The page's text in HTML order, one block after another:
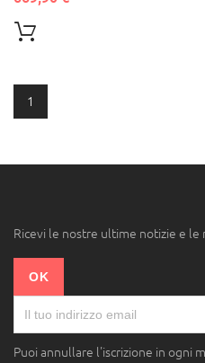
1
Ricevi le nostre ultime notizie e
Puoi annullare l'iscrizione in ogni